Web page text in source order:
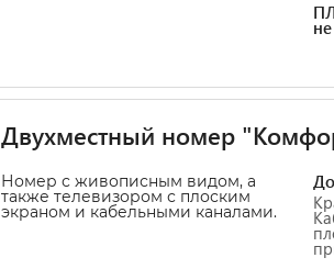
Двухместный номер
Номер с живописным видом, а
также телевизором с плоским
экраном и кабельными каналами.